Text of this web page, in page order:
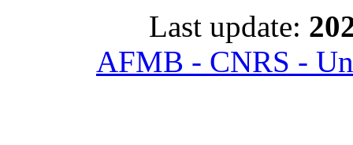
Last update:
AFMB - CNRS -